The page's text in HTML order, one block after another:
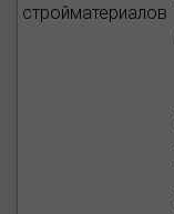
стройматериалов